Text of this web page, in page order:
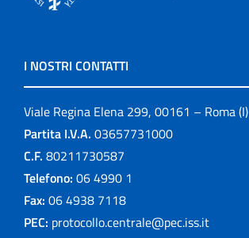
I NOSTRI CONTATTI
Viale Regina Elena 299, 00161 – Roma (I)
Partita I.V.A. 03657731000
C.F. 80211730587
Telefono: 06 4990 1
Fax: 06 4938 7118
PEC: protocollo.centrale@pec.iss.it